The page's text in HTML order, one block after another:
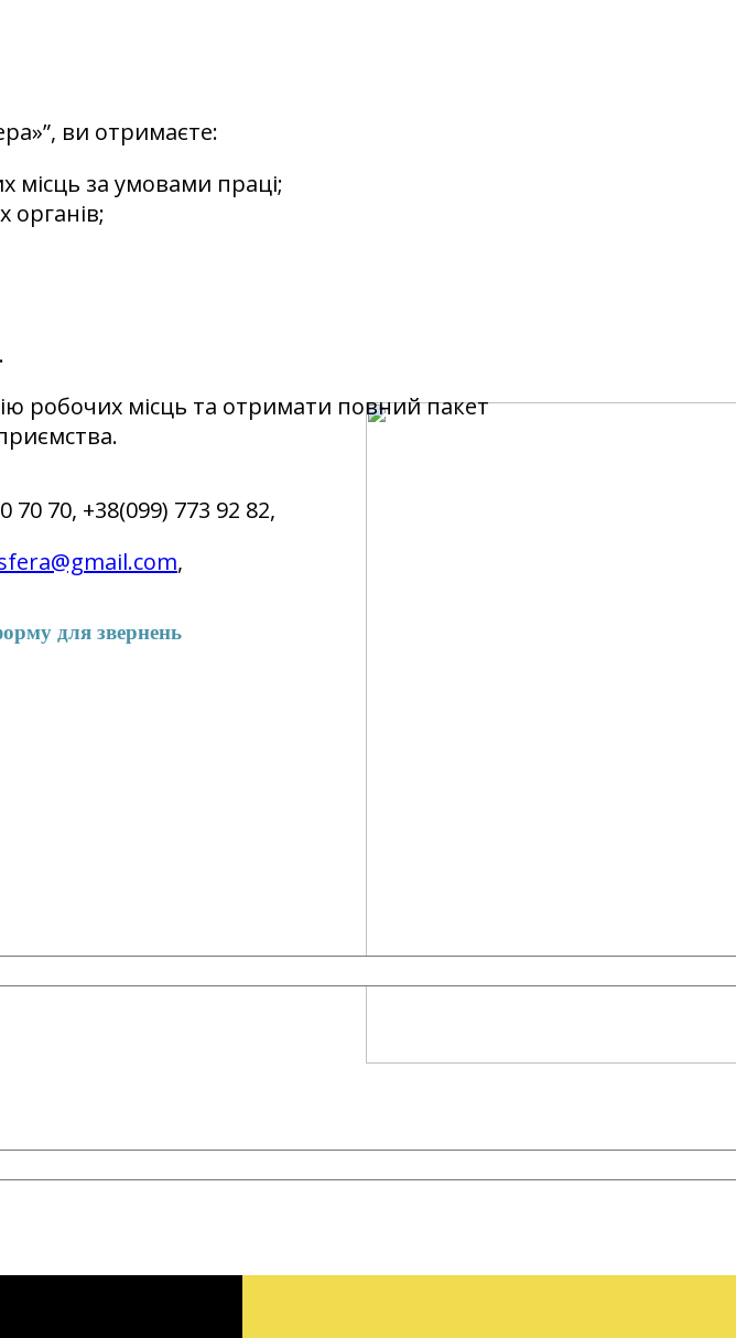
ви отримаєте:
місць за умовами праці;
робочих місць та отримати повний пакет
70 70, +38(099) 773 92 82,
,
для звернень